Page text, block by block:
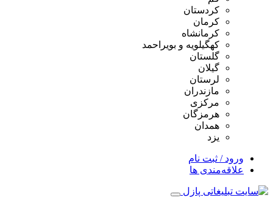
کردستان
کرمان
کرمانشاه
کهگیلویه و بویراحمد
گلستان
گیلان
لرستان
مازندران
مرکزی
هرمزگان
همدان
یزد
ورود / ثبت نام
علاقه‌مندی ها